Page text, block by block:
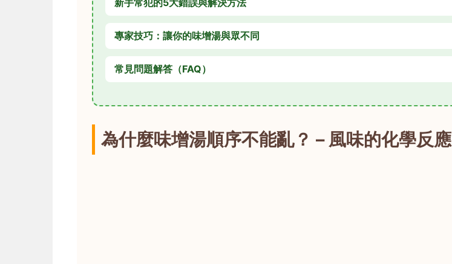
新手常犯的5大錯誤與解決方法
專家技巧：讓你的味增湯與眾不同
常見問題解答（FAQ）
為什麼味增湯順序不能亂？ – 風味的化學反應